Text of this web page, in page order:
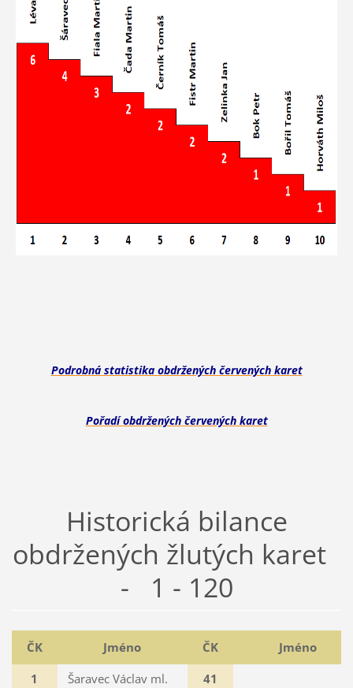
Podrobná statistika obdržených červených karet
Pořadí obdržených červených karet
Historická bilance
obdržených žlutých karet
- 1 - 120
ČK Jméno ČK
Jméno
1
Šaravec Václav ml.
41